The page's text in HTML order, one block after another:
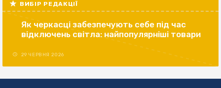
ВИБІР РЕДАКЦІЇ
Як черкасці забезпечують себе під час
відключень світла: найпопулярніші товари
29 ЧЕРВНЯ 2026